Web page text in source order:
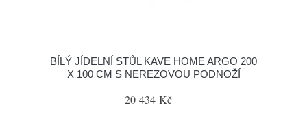
BÍLÝ JÍDELNÍ STŮL KAVE HOME ARGO 200
X 100 CM S NEREZOVOU PODNOŽÍ
20 434 Kč